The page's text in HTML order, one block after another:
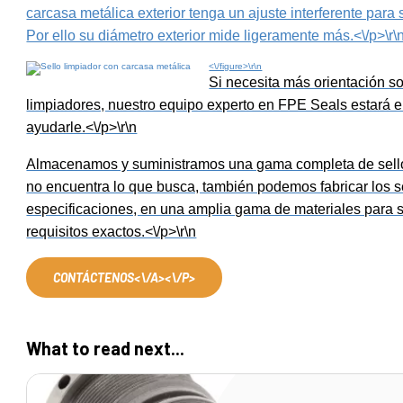
carcasa metálica exterior tenga un ajuste interferente para
Por ello su diámetro exterior mide ligeramente más.<\/
<\/figure>\r\n
Si necesita más orientación
limpiadores, nuestro equipo experto en FPE Seals estará
ayudarle.<\/p>\r\n
Almacenamos y suministramos una gama completa de
no encuentra lo que busca, también podemos fabricar los
especificaciones, en una amplia gama de materiales para
requisitos exactos.<\/p>\r\n
CONTÁCTENOS<\/A><\/P>
What to read next...